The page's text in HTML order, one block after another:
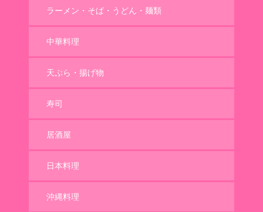
ラーメン・そば・うどん・麺類
中華料理
天ぷら・揚げ物
寿司
居酒屋
日本料理
沖縄料理